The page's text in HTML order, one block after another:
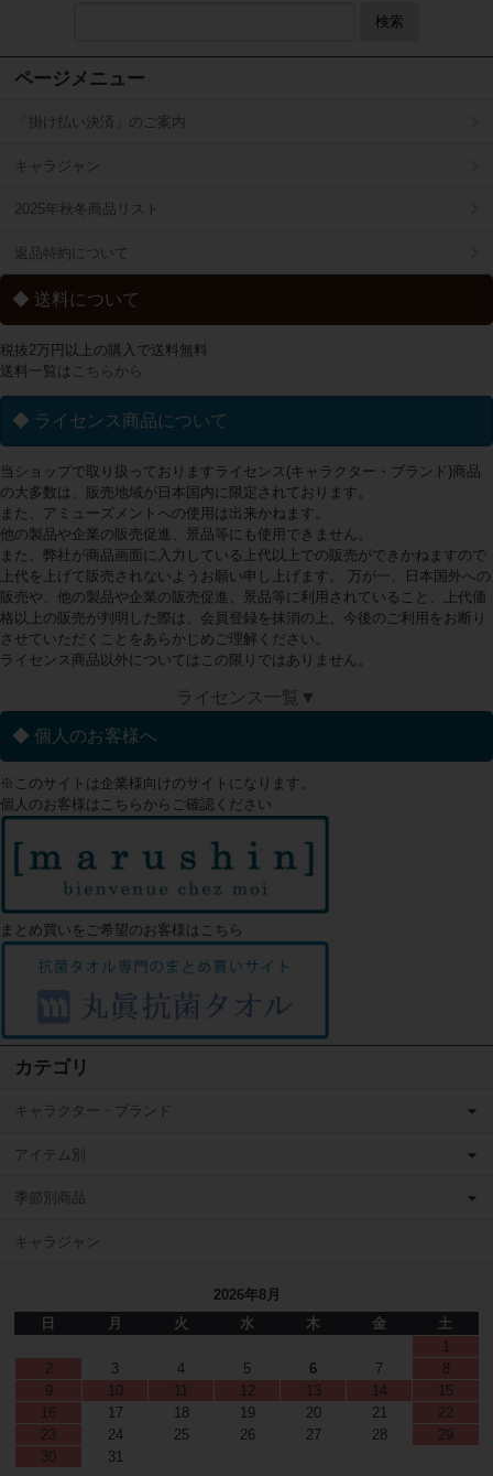
検索
ページメニュー
「掛け払い決済」のご案内
キャラジャン
2025年秋冬商品リスト
返品特約について
◆ 送料について
税抜2万円以上の購入で送料無料
送料一覧は こちらから
◆ ライセンス商品について
当ショップで取り扱っておりますライセンス(キャラクター・ブランド)商品
の大多数は、販売地域が日本国内に限定されております。
また、アミューズメントへの使用は出来かねます。
他の製品や企業の販売促進、景品等にも使用できません。
また、弊社が商品画面に入力している上代以上での販売ができかねますので
上代を上げて販売されないようお願い申し上げます。 万が一、日本国外への
販売や、他の製品や企業の販売促進、景品等に利用されていること、上代価
格以上の販売が判明した際は、会員登録を抹消の上、今後のご利用をお断り
させていただくことをあらかじめご理解ください。
ライセンス商品以外についてはこの限りではありません。
ライセンス一覧▼
◆ 個人のお客様へ
※このサイトは企業様向けのサイトになります。
個人のお客様はこちらからご確認ください
まとめ買いをご希望のお客様はこちら
カテゴリ
キャラクター・ブランド
アイテム別
季節別商品
キャラジャン
2026年8月
日
月 火 水 木 金
土
1
2
3 4 5 6 7
8
9
10 11 12 13 14
15
16
17 18 19 20 21
22
23
24 25 26 27 28
29
30
31